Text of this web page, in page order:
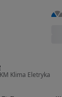
Klima Eletryka